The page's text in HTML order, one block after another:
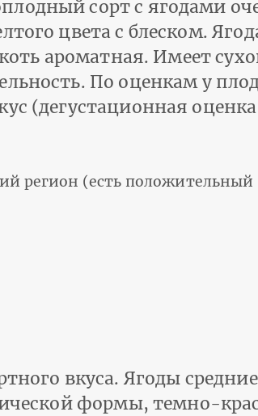
сорт с ягодами
цвета с блеском.
ароматная. Имеет
По оценкам у
(дегустационная
регион (есть положительный
вкуса. Ягоды
формы, темно-